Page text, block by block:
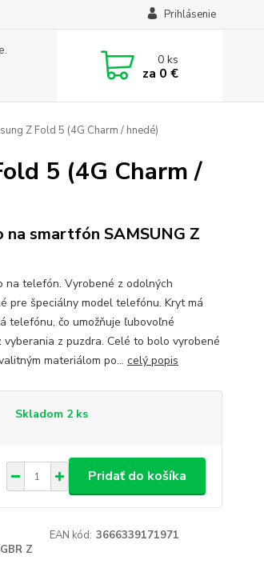
Prihlásenie
0ks
za 0 €
Z Fold 5 (4G Charm / hnedé)
5 (4G Charm /
na smartfón SAMSUNG Z
na telefón. Vyrobené z odolných
pre špeciálny model telefónu. Kryt má
telefónu, čo umožňuje ľubovoľné
z puzdra. Celé to bolo vyrobené
materiálom po... celý popis
Skladom 2 ks
Pridať do košíka
Z
EAN kód: 3666339171971